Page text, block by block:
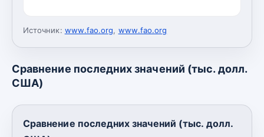
Источник: www.fao.org, www.fao.org
Сравнение последних значений (тыс. долл.
США)
Сравнение последних значений (тыс. долл.